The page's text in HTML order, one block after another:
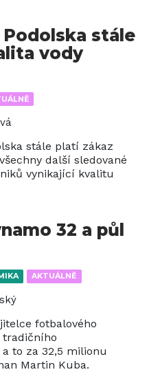
stále
vody
stále platí zákaz
další sledované
vynikající kvalitu
AKTUÁLNĚ
32 a půl
fotbalového
tradičního
to za 32,5 milionu
Martin Kuba.